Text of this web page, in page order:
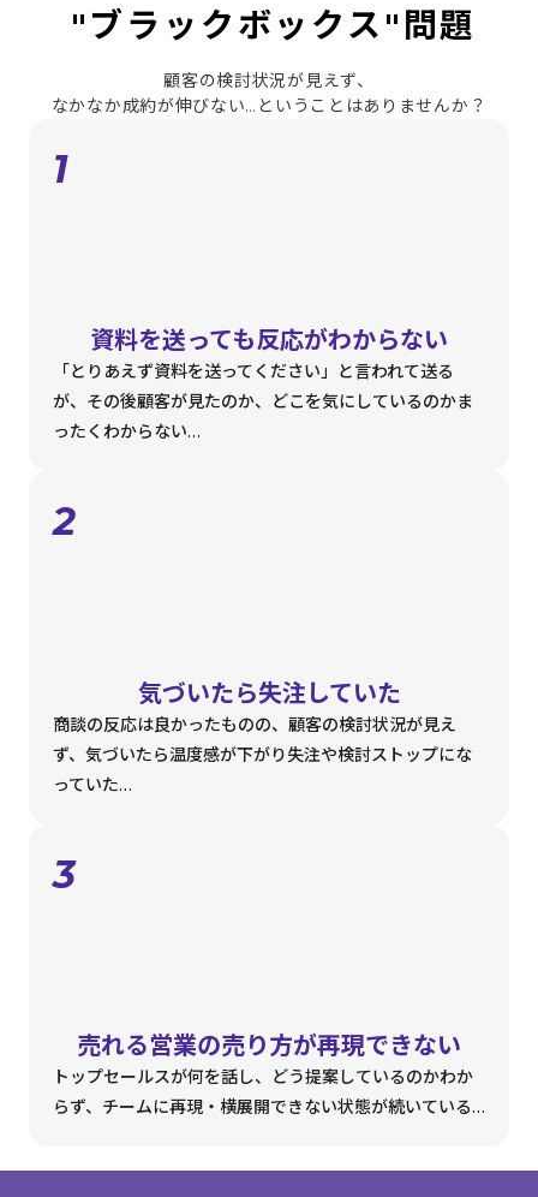
"ブラックボックス"問題
顧客の検討状況が見えず、
なかなか成約が伸びない…ということはありませんか？
1
資料を送っても反応がわからない
「とりあえず資料を送ってください」と言われて送る
が、その後顧客が見たのか、どこを気にしているのかま
ったくわからない…
2
気づいたら失注していた
商談の反応は良かったものの、顧客の検討状況が見え
ず、気づいたら温度感が下がり失注や検討ストップにな
っていた…
3
売れる営業の売り方が再現できない
トップセールスが何を話し、どう提案しているのかわか
らず、チームに再現・横展開できない状態が続いている…